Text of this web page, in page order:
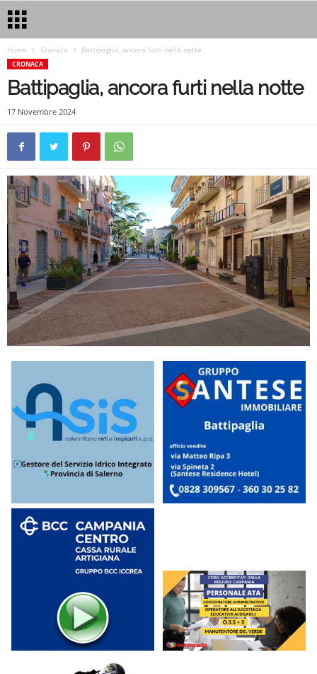
Home Cronaca Battipaglia, ancora furti nella notte
CRONACA
Battipaglia, ancora furti nella notte
17 Novembre 2024